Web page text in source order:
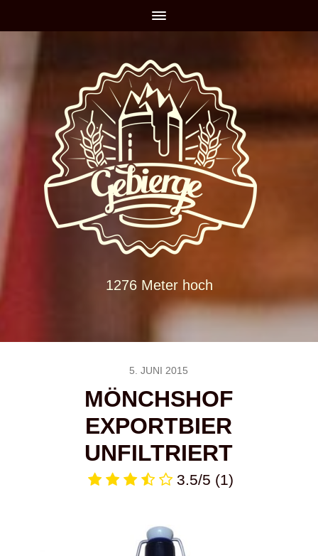
1276 Meter hoch
5. JUNI 2015
MÖNCHSHOF
EXPORTBIER
UNFILTRIERT
3.5/5 (1)